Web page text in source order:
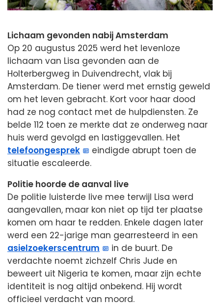
Lichaam gevonden nabij Amsterdam
Op 20 augustus 2025 werd het levenloze
lichaam van Lisa gevonden aan de
Holterbergweg in Duivendrecht, vlak bij
Amsterdam. De tiener werd met ernstig geweld
om het leven gebracht. Kort voor haar dood
had ze nog contact met de hulpdiensten. Ze
belde 112 toen ze merkte dat ze onderweg naar
huis werd gevolgd en lastiggevallen. Het
telefoongesprek
eindigde abrupt toen de
situatie escaleerde.
Politie hoorde de aanval live
De politie luisterde live mee terwijl Lisa werd
aangevallen, maar kon niet op tijd ter plaatse
komen om haar te redden. Enkele dagen later
werd een 22-jarige man gearresteerd in een
asielzoekerscentrum
in de buurt. De
verdachte noemt zichzelf Chris Jude en
beweert uit Nigeria te komen, maar zijn echte
identiteit is nog altijd onbekend. Hij wordt
officieel verdacht van moord.